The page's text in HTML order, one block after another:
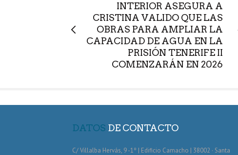
INTERIOR ASEGURA A
CRISTINA VALIDO QUE LAS
OBRAS PARA AMPLIAR LA
CAPACIDAD DE AGUA EN LA
PRISIÓN TENERIFE II
COMENZARÁN EN 2026
DATOS DE CONTACTO
C/ Villalba Hervás, 9 -1º | Edificio Camacho | 38002 · Santa